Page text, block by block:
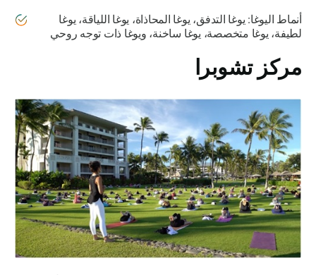
أنماط اليوغا: يوغا التدفق، يوغا المحاذاة، يوغا اللياقة، يوغا
لطيفة، يوغا متخصصة، يوغا ساخنة، ويوغا ذات توجه روحي
مركز تشوبرا